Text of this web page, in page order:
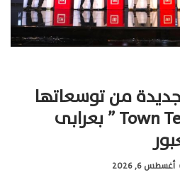
جديدة من توسعاتها
بإطلاق مشروع “Town Ten ” بعرابى
أغسطس 6, 2026